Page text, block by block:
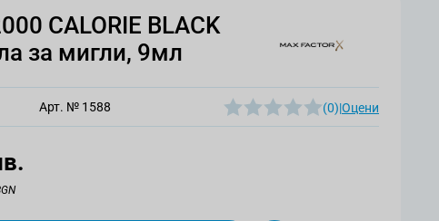
CALORIE BLACK
за мигли, 9мл
Арт. № 1588 (0)|Оцени